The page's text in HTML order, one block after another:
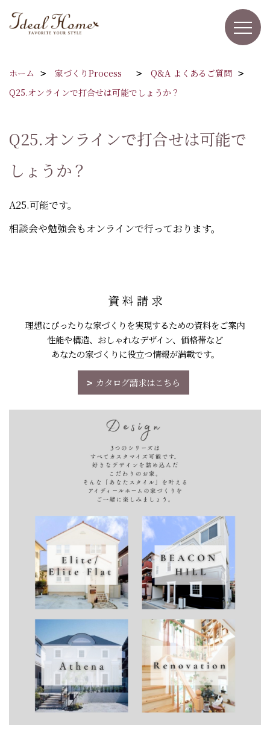
ホーム 家づくりProcess
Q&A よくあるご質問
Q25.オンラインで打合せは可能でしょうか？
Q25.オンラインで打合せは可能で
しょうか？
A25.可能です。
相談会や勉強会もオンラインで行っております。
資 料 請 求
理想にぴったりな家づくりを実現するための資料をご案内
性能や構造、おしゃれなデザイン、価格帯など
あなたの家づくりに役立つ情報が満載です。
カタログ請求はこちら